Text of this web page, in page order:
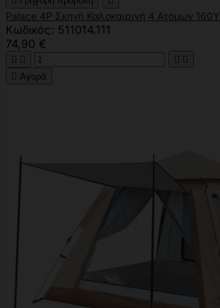
Palace 4P Σκηνή Καλοκαιρινή 4 Ατόμων 160Υ
Κωδικός: 511014.111
74,90 €
   
 Αγορά